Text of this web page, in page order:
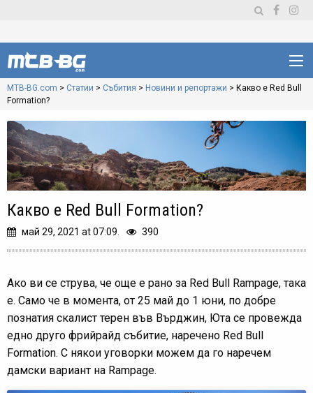
MTB-BG.com > Статии > Събития > Новини и репортажи > Какво е Red Bull
Formation?
Какво е Red Bull Formation?
май 29, 2021 at 07:09. 390
Ако ви се струва, че още е рано за Red Bull Rampage, така
е. Само че в момента, от 25 май до 1 юни, по добре
познатия скалист терен във Върджин, Юта се провежда
едно друго фрийрайд събитие, наречено Red Bull
Formation. С някои уговорки можем да го наречем
дамски вариант на Rampage.